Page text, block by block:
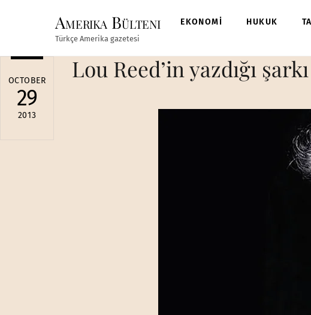
Amerika Bülteni
Türkçe Amerika gazetesi
EKONOMİ HUKUK
OCTOBER
29
2013
Lou Reed’in yazdığı